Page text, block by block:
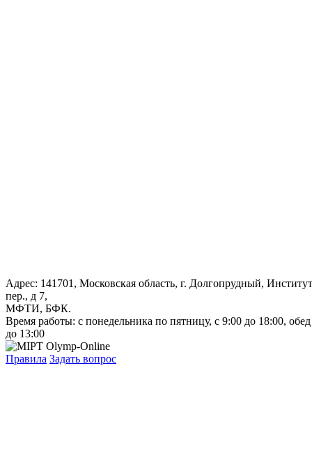
Адрес: 141701, Московская область, г. Долгопрудный,
пер., д 7,
МФТИ, БФК.
Время работы: с понедельника по пятницу, с 9:00 до 18:00,
до 13:00
Правила Задать вопрос